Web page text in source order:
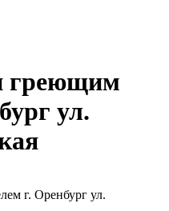
греющим
ул.